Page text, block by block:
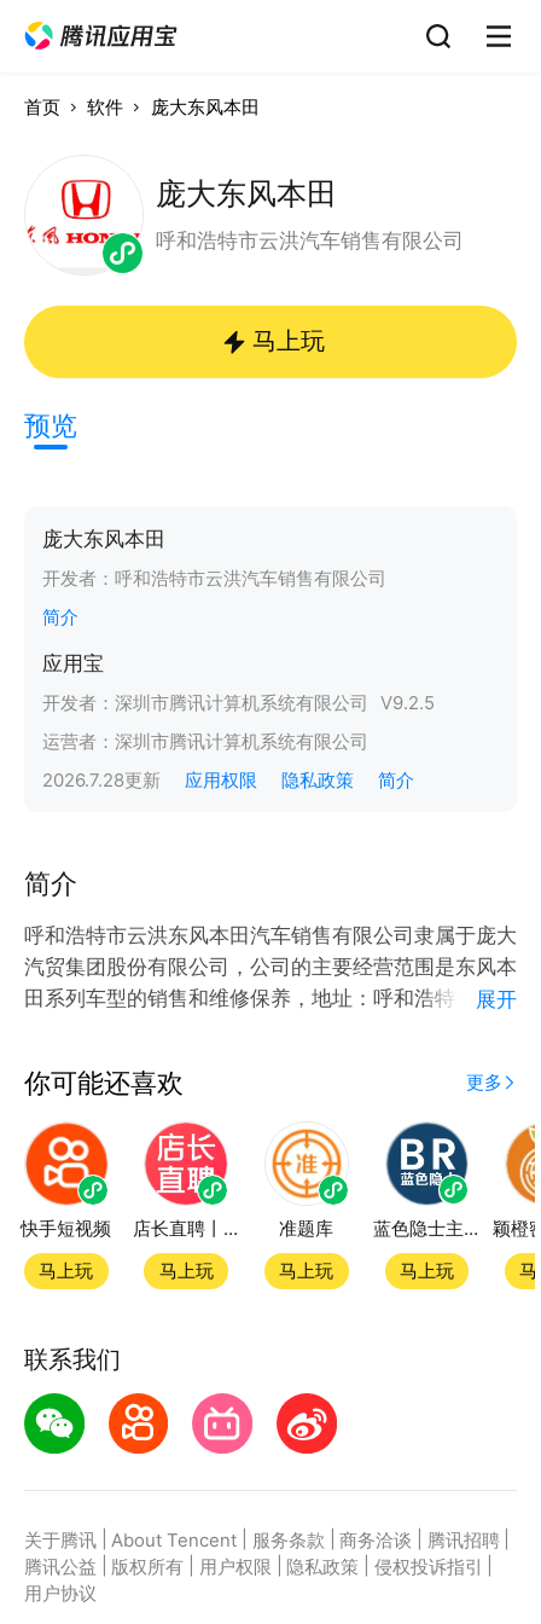
首页 软件 庞大东风本田
庞大东风本田
呼和浩特市云洪汽车销售有限公司
马上玩
预览
庞大东风本田
开发者： 呼和浩特市云洪汽车销售有限公司
简介
应用宝
开发者： 深圳市腾讯计算机系统有限公司 V9.2.5
运营者： 深圳市腾讯计算机系统有限公司
2026.7.28更新 应用权限 隐私政策 简介
简介
呼和浩特市云洪东风本田汽车销售有限公司隶属于庞大
汽贸集团股份有限公司，公司的主要经营范围是东风本
田系列车型的销售和维修保养，地址：呼和浩特市玉泉
展开
你可能还喜欢 更多
快手短视频
马上玩
店长直聘丨求职招聘找工作
马上玩
准题库
马上玩
蓝色隐士主题站
马上玩
联系我们
关于腾讯 About Tencent 服务条款 商务洽谈 腾讯招聘
腾讯公益
版权所有 用户权限 隐私政策 侵权投诉指引
用户协议